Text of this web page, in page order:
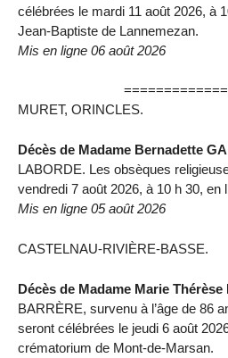
célébrées le mardi 11 août 2026, à
Jean-Baptiste de Lannemezan.
Mis en ligne 06 août 2026
MURET, ORINCLES.
Décès de Madame Bernadette
LABORDE. Les obsèques
vendredi 7 août 2026, à 10 h 30, en
Mis en ligne 05 août 2026
CASTELNAU-RIVIÈRE-BASSE.
Décès de Madame Marie Thérèse
BARRÈRE, survenu à l’âge de 86
seront célébrées le jeudi 6 août
crématorium de Mont-de-Marsan.